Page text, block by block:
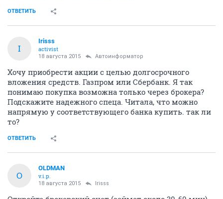
ОТВЕТИТЬ
I
Irisss
activist
18 августа 2015 Автоинформатор
Хочу приобрести акции с целью долгосрочного
вложения средств. Газпром или Сбербанк. Я так
понимаю покупка возможна только через брокера?
Подскажите надежного спеца. Читала, что можно
напрямую у соответствующего банка купить. так ли
то?
ОТВЕТИТЬ
O
OLDMAN
v.i.p.
18 августа 2015 Irisss